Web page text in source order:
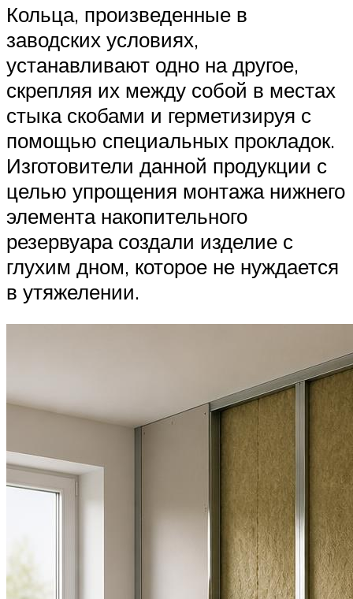
Кольца, произведенные в
заводских условиях,
устанавливают одно на другое,
скрепляя их между собой в местах
стыка скобами и герметизируя с
помощью специальных прокладок.
Изготовители данной продукции с
целью упрощения монтажа нижнего
элемента накопительного
резервуара создали изделие с
глухим дном, которое не нуждается
в утяжелении.